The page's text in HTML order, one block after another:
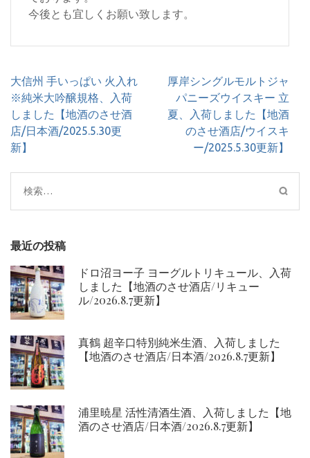
今後とも宜しくお願い致します。
投
稿
ナ
ビ
ゲ
ョ
ン
大信州 手いっぱい 火入れ
※純米大吟醸規格、入荷
しました【地酒のさせ酒
店/日本酒/2025.5.30更
新】
厚岸シングルモルトジャ
パニーズウイスキー 立
夏、入荷しました【地酒
のさせ酒店/ウイスキ
ー/2025.5.30更新】
検
索:
最近の投稿
ドロ沼ヨー子 ヨーグルトリキュール、入荷
しました【地酒のさせ酒店/リキュー
ル/2026.8.7更新】
真鶴 超辛口特別純米生酒、入荷しました
【地酒のさせ酒店/日本酒/2026.8.7更新】
浦里暁星 活性清酒生酒、入荷しました【地
酒のさせ酒店/日本酒/2026.8.7更新】